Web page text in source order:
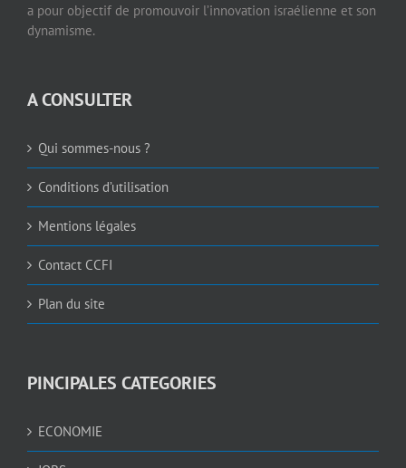
a pour objectif de promouvoir l’innovation israélienne et son
dynamisme.
A CONSULTER
Qui sommes-nous ?
Conditions d’utilisation
Mentions légales
Contact CCFI
Plan du site
PINCIPALES CATEGORIES
ECONOMIE